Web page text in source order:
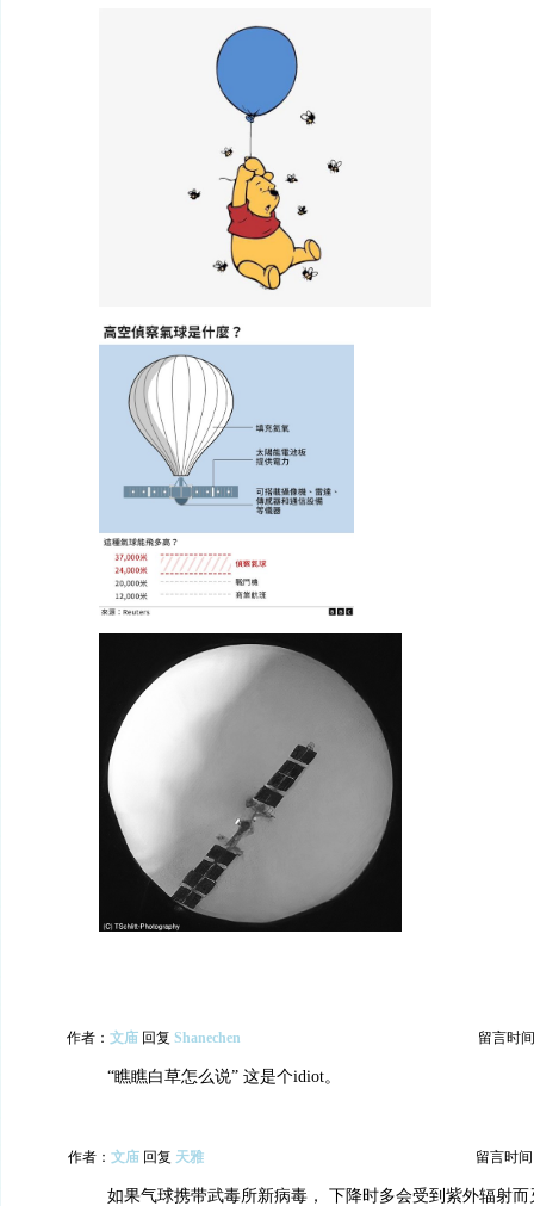
作者： 文庙 回复 Shanechen 留言时
“瞧瞧白草怎么说” 这是个idiot。
作者： 文庙 回复 天雅 留言时间
如果气球携带武毒所新病毒， 下降时多会受到紫外辐射